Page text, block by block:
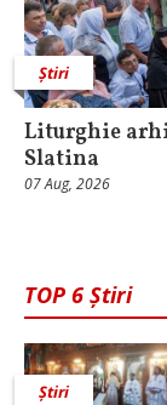
Știri
Liturghie
Slatina
07 Aug, 2026
TOP 6 Știri
Știri